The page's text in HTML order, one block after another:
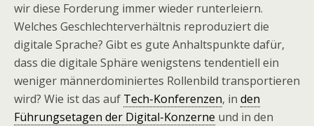
wir diese Forderung immer wieder runterleiern.
Welches Geschlechterverhältnis reproduziert die
digitale Sprache? Gibt es gute Anhaltspunkte dafür,
dass die digitale Sphäre wenigstens tendentiell ein
weniger männerdominiertes Rollenbild transportieren
wird? Wie ist das auf Tech-Konferenzen, in den
Führungsetagen der Digital-Konzerne und in den